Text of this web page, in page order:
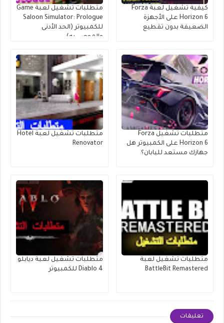
كيفية تشغيل لعبة Forza
Horizon 6 على الأجهزة
الضعيفة بدون تقطيع
متطلبات تشغيل لعبة Game
Saloon Simulator: Prologue
للكمبيوتر (الحد الأدنى
والموصى به)
متطلبات تشغيل Forza
Horizon 6 على الكمبيوتر هل
جهازك مستعد لليابان؟
متطلبات تشغيل لعبة Hotel
Renovator
متطلبات تشغيل لعبة
BattleBit Remastered
متطلبات تشغيل لعبة ديابلو
Diablo 4 للكمبيوتر
تعليقات